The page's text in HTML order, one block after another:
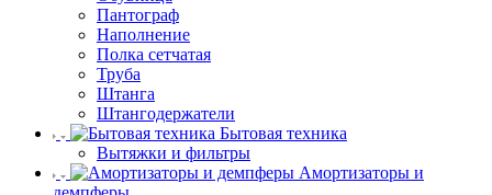
Пантограф
Наполнение
Полка сетчатая
Труба
Штанга
Штангодержатели
Бытовая техника
Вытяжки и фильтры
Амортизаторы и